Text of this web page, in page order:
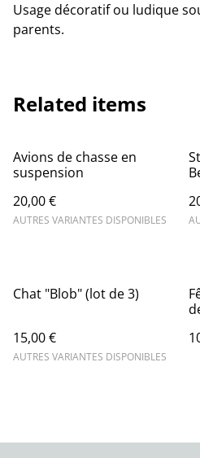
Usage décoratif ou ludique
parents.
Related items
Avions de chasse en
suspension
20,00 €
AUTRES VARIANTES DISPONIBLES
Chat "Blob" (lot de 3)
15,00 €
AUTRES VARIANTES DISPONIBLES